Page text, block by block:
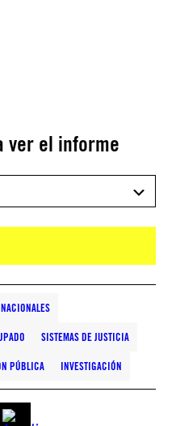
ver el informe
SISTEMAS DE JUSTICIA
PÚBLICA INVESTIGACIÓN